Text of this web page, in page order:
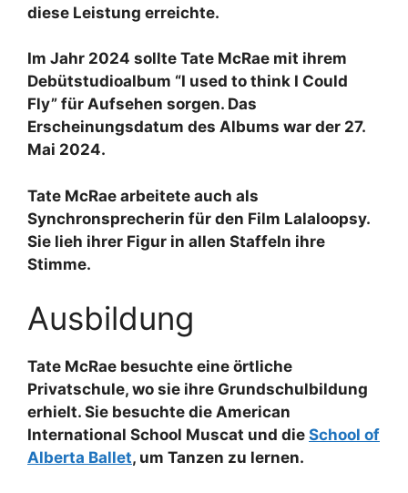
diese Leistung erreichte.
Im Jahr 2024 sollte Tate McRae mit ihrem
Debütstudioalbum “I used to think I Could
Fly” für Aufsehen sorgen. Das
Erscheinungsdatum des Albums war der 27.
Mai 2024.
Tate McRae arbeitete auch als
Synchronsprecherin für den Film Lalaloopsy.
Sie lieh ihrer Figur in allen Staffeln ihre
Stimme.
Ausbildung
Tate McRae besuchte eine örtliche
Privatschule, wo sie ihre Grundschulbildung
erhielt. Sie besuchte die American
International School Muscat und die School of
Alberta Ballet, um Tanzen zu lernen.